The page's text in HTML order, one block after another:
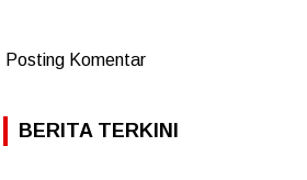
Posting Komentar
BERITA TERKINI